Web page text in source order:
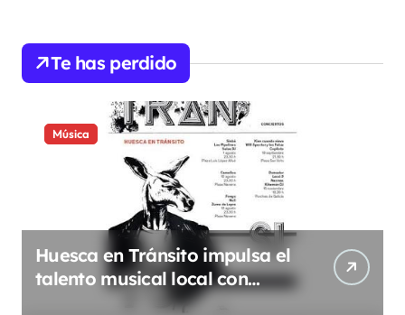
Te has perdido
Música
Huesca en Tránsito impulsa el
talento musical local con
conciertos durante todo 2026